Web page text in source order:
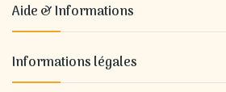
Aide & Informations
Informations légales